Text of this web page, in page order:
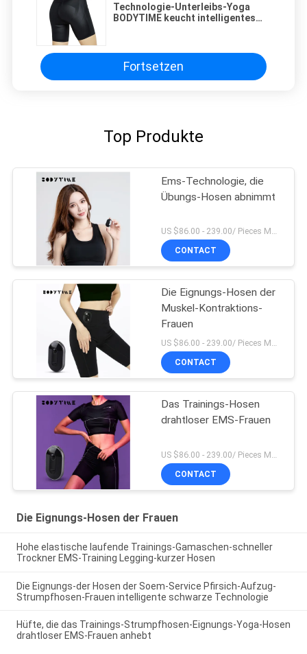
Technologie-Unterleibs-Yoga
BODYTIME keucht intelligentes
Fortsetzen
Top Produkte
Ems-Technologie, die
Übungs-Hosen abnimmt
US $86.00 - 239.00/ Pieces MOQ:1pieces
CONTACT
Die Eignungs-Hosen der
Muskel-Kontraktions-
Frauen
US $86.00 - 239.00/ Pieces MOQ:1pieces
CONTACT
Das Trainings-Hosen
drahtloser EMS-Frauen
CONTACT
Die Eignungs-Hosen der Frauen
Hohe elastische laufende Trainings-Gamaschen-schneller
Trockner EMS-Training Legging-kurzer Hosen
Die Eignungs-der Hosen der Soem-Service Pfirsich-Aufzug-
Strumpfhosen-Frauen intelligente schwarze Technologie
Hüfte, die das Trainings-Strumpfhosen-Eignungs-Yoga-Hosen
drahtloser EMS-Frauen anhebt